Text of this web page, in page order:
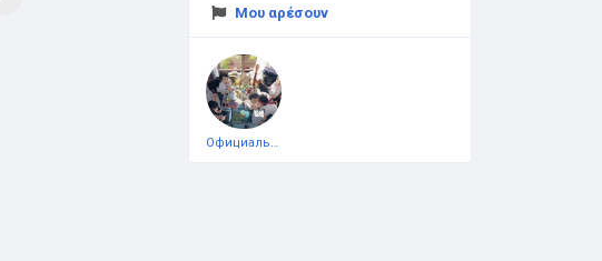
Μου αρέσουν
Официальная тестовая страница